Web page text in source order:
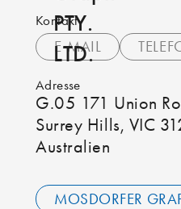
Kontakt
E-MAIL
Adresse
G.05 171 Union
Surrey Hills, VIC
Australien
MOSDORFER